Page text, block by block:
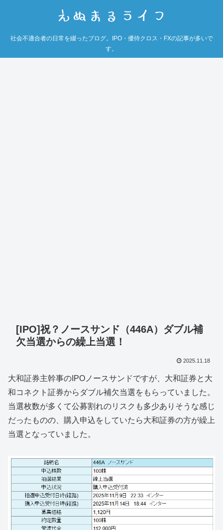
社会不適合者の日常を綴ったブログ。IPO・優待クロス・FXの記事が多いで
す。
[IPO]祝？ノースサンド（446A）ダブル補
欠当選からの繰上当選！
2025.11.18
大和証券主幹事のIPOノースサンドですが、大和証券と大
和コネクト証券からダブル補欠当選をもらっていました。
当選枚数が多くて公募割れのリスクも多少ありそうな感じ
だったものの、購入申込をしていたら大和証券の方が繰上
当選となっていました。